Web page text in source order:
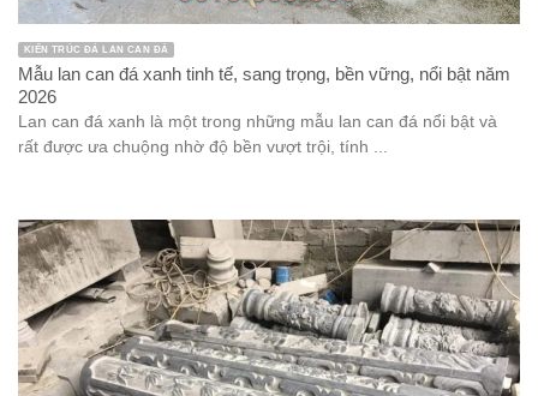
KIẾN TRÚC ĐÁ LAN CAN ĐÁ
Mẫu lan can đá xanh tinh tế, sang trọng, bền vững, nổi bật năm
2026
Lan can đá xanh là một trong những mẫu lan can đá nổi bật và
rất được ưa chuộng nhờ độ bền vượt trội, tính ...